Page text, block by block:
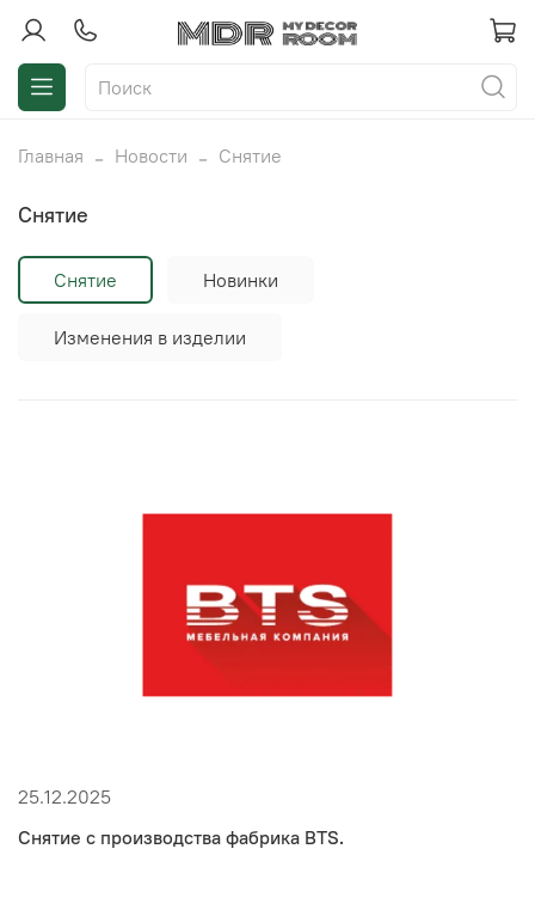
Главная Новости Снятие
Снятие
Снятие Новинки
Изменения в изделии
25.12.2025
Снятие с производства фабрика BTS.